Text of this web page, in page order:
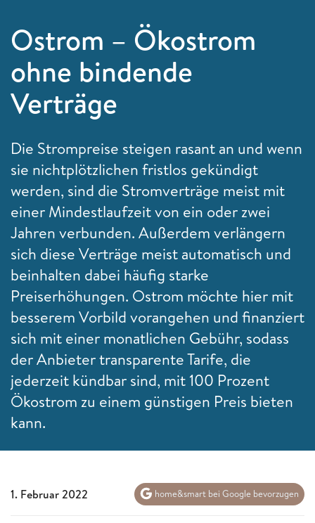
Ostrom – Ökostrom
ohne bindende
Verträge
Die Strompreise steigen rasant an und wenn
sie nichtplötzlichen fristlos gekündigt
werden, sind die Stromverträge meist mit
einer Mindestlaufzeit von ein oder zwei
Jahren verbunden. Außerdem verlängern
sich diese Verträge meist automatisch und
beinhalten dabei häufig starke
Preiserhöhungen. Ostrom möchte hier mit
besserem Vorbild vorangehen und finanziert
sich mit einer monatlichen Gebühr, sodass
der Anbieter transparente Tarife, die
jederzeit kündbar sind, mit 100 Prozent
Ökostrom zu einem günstigen Preis bieten
kann.
1. Februar 2022 home&smart bei Google bevorzugen